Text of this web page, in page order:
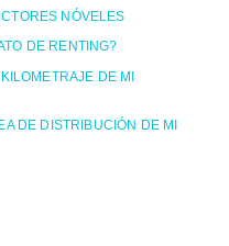
NÓVELES
DE RENTING?
DE MI
DE DISTRIBUCIÓN DE MI